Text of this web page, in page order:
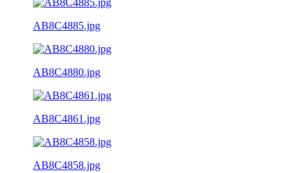
AB8C4885.jpg
AB8C4880.jpg
AB8C4861.jpg
AB8C4858.jpg